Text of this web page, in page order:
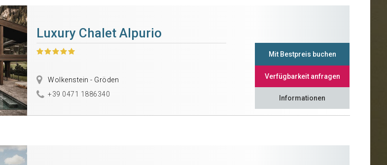
Luxury Chalet Alpurio
Wolkenstein - Gröden
+39 0471 1886340
Mit Bestpreis buchen
Verfügbarkeit anfragen
Informationen